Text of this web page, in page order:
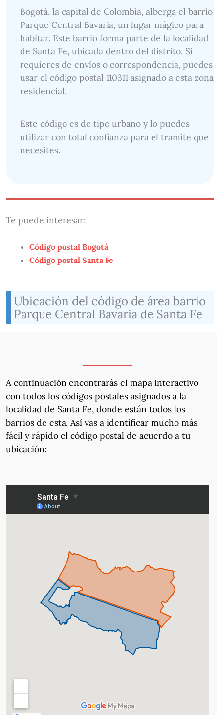
Bogotá, la capital de Colombia, alberga el barrio
Parque Central Bavaria, un lugar mágico para
habitar. Este barrio forma parte de la localidad
de Santa Fe, ubicada dentro del distrito. Si
requieres de envíos o correspondencia, puedes
usar el código postal 110311 asignado a esta zona
residencial.
Este código es de tipo urbano y lo puedes
utilizar con total confianza para el tramite que
necesites.
Te puede interesar:
Código postal Bogotá
Código postal Santa Fe
Ubicación del código de área barrio
Parque Central Bavaria de Santa Fe
A continuación encontrarás el mapa interactivo
con todos los códigos postales asignados a la
localidad de Santa Fe, donde están todos los
barrios de esta. Así vas a identificar mucho más
fácil y rápido el código postal de acuerdo a tu
ubicación: